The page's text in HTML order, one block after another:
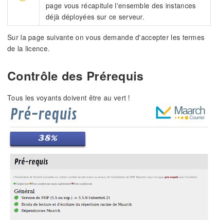
page vous récapitule l'ensemble des instances
déjà déployées sur ce serveur.
Sur la page suivante on vous demande d'accepter les termes
de la licence.
Contrôle des Prérequis
Tous les voyants doivent être au vert !